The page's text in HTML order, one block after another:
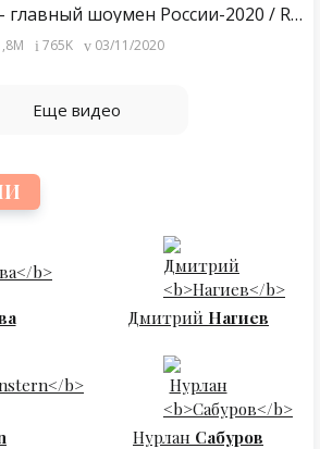
MORGENSHTERN – главный шоумен России-2020 / Russian entertainer #1
765K 03/11/2020
Еще видео
Дмитрий Нагиев
Нурлан Сабуров